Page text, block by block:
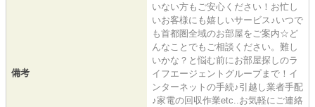
備考
いない方もご安心ください！お忙し
いお客様にも嬉しいサービス♪いつで
も首都圏全域のお部屋をご案内☆ど
んなことでもご相談ください。難し
いかな？と悩む前にお部屋探しのラ
イフエージェントグループまで！イ
ンターネットの手続♪引越し業者手配
♪家電の回収作業etc..お気軽にご連絡